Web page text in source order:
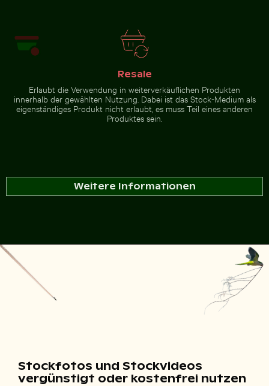
Resale
Erlaubt die Verwendung in weiterverkäuflichen Produkten
innerhalb der gewählten Nutzung. Dabei ist das Stock-Medium als
eigenständiges Produkt nicht erlaubt, es muss Teil eines anderen
Produktes sein.
Weitere Informationen
Stockfotos und Stockvideos
vergünstigt oder kostenfrei nutzen